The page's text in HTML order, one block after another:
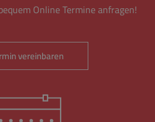
Online Termine anfragen!
vereinbaren